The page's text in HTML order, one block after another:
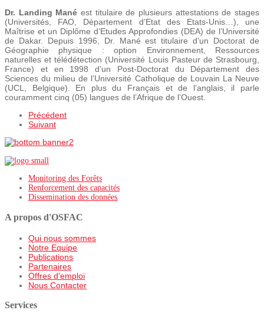
Dr. Landing Mané est titulaire de plusieurs attestations de stages
(Universités, FAO, Département d’Etat des Etats-Unis…), une
Maîtrise et un Diplôme d’Etudes Approfondies (DEA) de l’Université
de Dakar. Depuis 1996, Dr. Mané est titulaire d’un Doctorat de
Géographie physique : option Environnement, Ressources
naturelles et télédétection (Université Louis Pasteur de Strasbourg,
France) et en 1998 d’un Post-Doctorat du Département des
Sciences du milieu de l’Université Catholique de Louvain La Neuve
(UCL, Belgique). En plus du Français et de l’anglais, il parle
couramment cinq (05) langues de l’Afrique de l’Ouest.
Précédent
Suivant
Monitoring des Forêts
Renforcement des capacités
Dissemination des données
A propos d'OSFAC
Qui nous sommes
Notre Equipe
Publications
Partenaires
Offres d'emploi
Nous Contacter
Services